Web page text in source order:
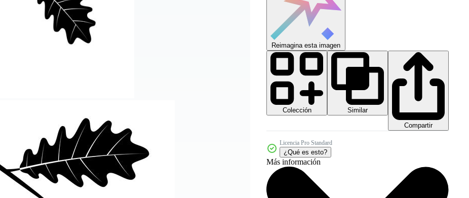
Reimagina esta imagen
Colección
Similar
Compartir
Licencia Pro Standard
¿Qué es esto?
Más información